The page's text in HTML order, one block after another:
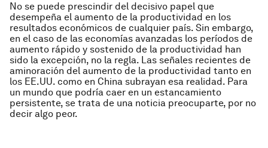
No se puede prescindir del decisivo papel que
desempeña el aumento de la productividad en los
resultados económicos de cualquier país. Sin embargo,
en el caso de las economías avanzadas los períodos de
aumento rápido y sostenido de la productividad han
sido la excepción, no la regla. Las señales recientes de
aminoración del aumento de la productividad tanto en
los EE.UU. como en China subrayan esa realidad. Para
un mundo que podría caer en un estancamiento
persistente, se trata de una noticia preocuparte, por no
decir algo peor.